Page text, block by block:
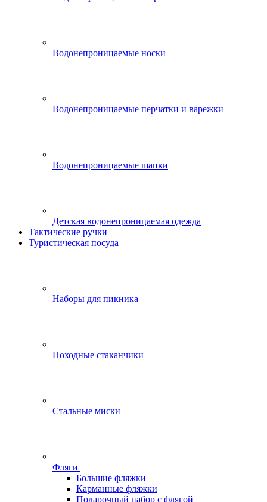
Водонепроницаемые носки
Водонепроницаемые перчатки и варежки
Водонепроницаемые шапки
Детская водонепроницаемая одежда
Тактические ручки
Туристическая посуда
Наборы для пикника
Походные стаканчики
Стальные миски
Фляги
Большие фляжки
Карманные фляжки
Подарочный набор с флягой